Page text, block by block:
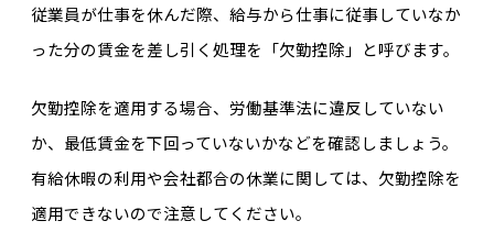
従業員が仕事を休んだ際、給与から仕事に従事していなか
った分の賃金を差し引く処理を「欠勤控除」と呼びます。
欠勤控除を適用する場合、労働基準法に違反していない
か、最低賃金を下回っていないかなどを確認しましょう。
有給休暇の利用や会社都合の休業に関しては、欠勤控除を
適用できないので注意してください。